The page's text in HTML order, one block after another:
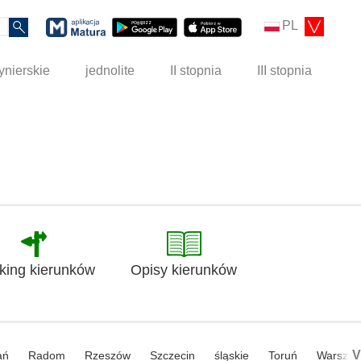
PL
jednolite II stopnia III stopnia
kierunków Opisy kierunków
Radom Rzeszów Szczecin śląskie Toruń V